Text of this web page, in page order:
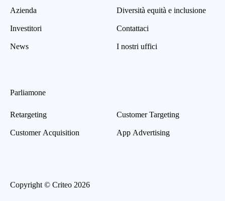
Azienda
Investitori
News
Diversità equità e inclusione
Contattaci
I nostri uffici
Parliamone
Retargeting
Customer Acquisition
Customer Targeting
App Advertising
Copyright © Criteo 2026